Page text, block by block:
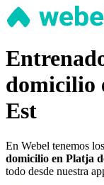
domicilio
Est
En Webel tenemos
domicilio en Platja
todo desde nuestra